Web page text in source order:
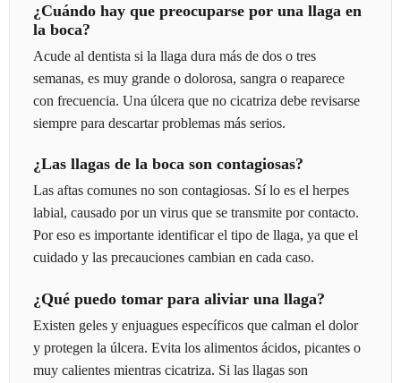
¿Cuándo hay que preocuparse por una llaga en
la boca?
Acude al dentista si la llaga dura más de dos o tres
semanas, es muy grande o dolorosa, sangra o reaparece
con frecuencia. Una úlcera que no cicatriza debe revisarse
siempre para descartar problemas más serios.
¿Las llagas de la boca son contagiosas?
Las aftas comunes no son contagiosas. Sí lo es el herpes
labial, causado por un virus que se transmite por contacto.
Por eso es importante identificar el tipo de llaga, ya que el
cuidado y las precauciones cambian en cada caso.
¿Qué puedo tomar para aliviar una llaga?
Existen geles y enjuagues específicos que calman el dolor
y protegen la úlcera. Evita los alimentos ácidos, picantes o
muy calientes mientras cicatriza. Si las llagas son